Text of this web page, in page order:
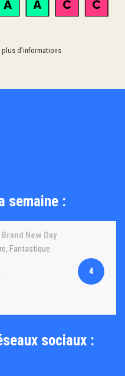
d’informations
semaine :
New Day
, Fantastique
4
sociaux :